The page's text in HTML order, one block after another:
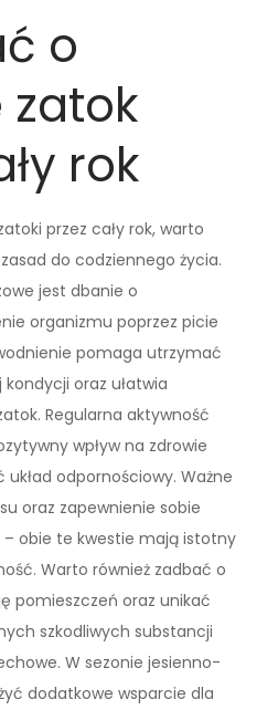
o
zatok
rok
przez cały rok, warto
do codziennego życia.
jest dbanie o
organizmu poprzez picie
pomaga utrzymać
kondycji oraz ułatwia
Regularna aktywność
wpływ na zdrowie
odpornościowy. Ważne
oraz zapewnienie sobie
– obie te kwestie mają istotny
Warto również zadbać o
pomieszczeń oraz unikać
szkodliwych substancji
W sezonie jesienno-
dodatkowe wsparcie dla